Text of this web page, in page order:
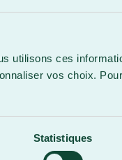
utilisons ces
vos choix.
Statistiques